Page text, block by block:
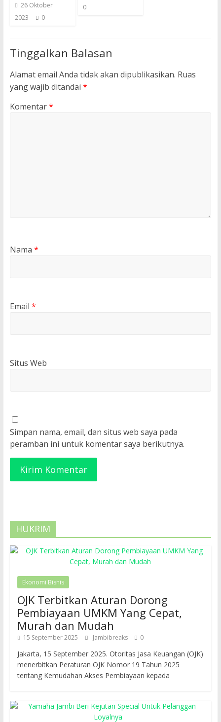
26 Oktober
2023
0
0
Tinggalkan Balasan
Alamat email Anda tidak akan dipublikasikan. Ruas
yang wajib ditandai *
Komentar*
Nama *
Email *
Situs Web
Simpan nama, email, dan situs web saya pada
peramban ini untuk komentar saya berikutnya.
HUKRIM
Ekonomi Bisnis
OJK Terbitkan Aturan Dorong
Pembiayaan UMKM Yang Cepat,
Murah dan Mudah
15 September 2025 Jambibreaks 0
Jakarta, 15 September 2025. Otoritas Jasa Keuangan (OJK)
menerbitkan Peraturan OJK Nomor 19 Tahun 2025
tentang Kemudahan Akses Pembiayaan kepada